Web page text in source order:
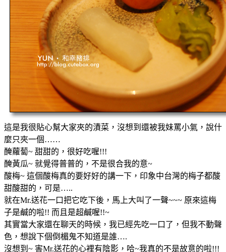
這是我很貼心幫大家夾的漬菜，沒想到還被我妹罵小氣，說什
麼只夾一個……
醃蘿蔔~ 甜甜的，很好吃喔!!!
醃黃瓜~ 就覺得普普的，不是很合我的意~
酸梅~ 這個酸梅真的要好好的講一下，印象中台灣的梅子都酸
甜酸甜的，可是…..
就在Mr.送花一口把它吃下後，馬上大叫了一聲~~~ 原來這梅
子是鹹的啦!! 而且是超鹹喔!!~
其實當大家還在聊天的時候，我已經先吃一口了，但我不動聲
色，想說下個倒楣鬼不知道是誰….
沒想到~ 害Mr.送花的心裡有陰影，哈~我真的不是故意的啦!!!